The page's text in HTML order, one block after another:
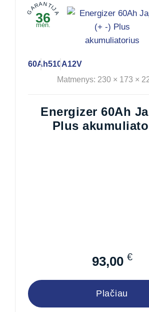
GARANTIJA
36
mėn.
60Ah510A12V
Matmenys: 230 × 173 ×
Energizer 60Ah
Plus
93,00 €
Plačiau